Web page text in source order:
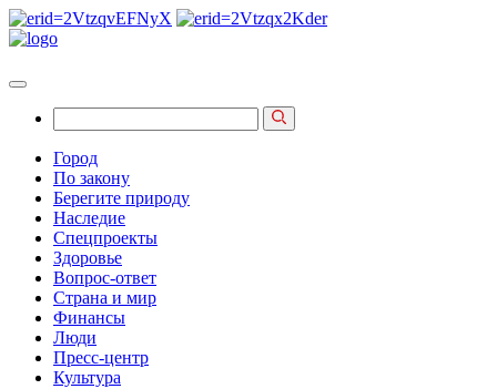
Город
По закону
Берегите природу
Наследие
Спецпроекты
Здоровье
Вопрос-ответ
Страна и мир
Финансы
Люди
Пресс-центр
Культура